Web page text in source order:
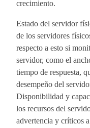
crecimiento.
Estado del servidor
de los servidores
respecto a esto si
servidor, como el
tiempo de respuesta,
desempeño del
Disponibilidad y
los recursos del
advertencia y críticos